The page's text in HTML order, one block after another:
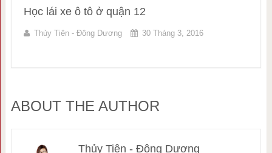
Học lái xe ô tô ở quận 12
Thủy Tiên - Đông Dương 30 Tháng 3, 2016
ABOUT THE AUTHOR
Thủy Tiên - Đông Dương